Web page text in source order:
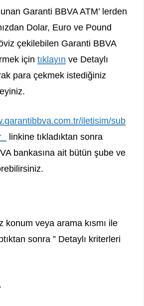
Garanti BBVA ATM’ lerden
Dolar, Euro ve Pound
çekilebilen Garanti BBVA
için tıklayın ve Detaylı
para çekmek istediğiniz
iletisim/sub
linkine tıkladıktan sonra
bankasına ait bütün şube ve
konum veya arama kısmı ile
sonra ” Detaylı kriterleri